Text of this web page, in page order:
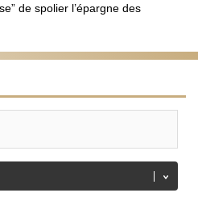
de spolier l’épargne des